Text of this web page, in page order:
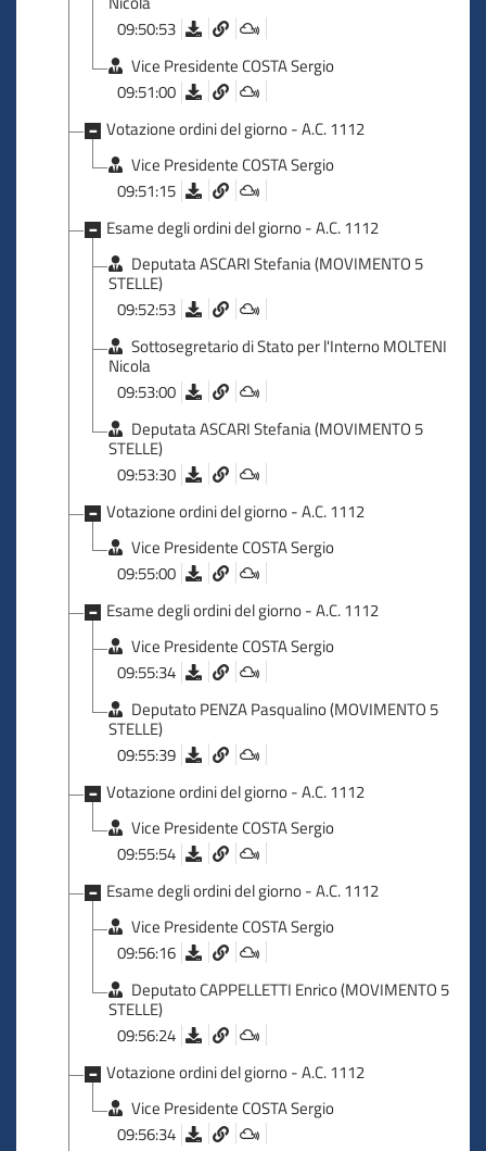
a emigrare, va riaffermato il diritto a non emigrare. Noi siamo
con Giovanni Paolo II, che affermava che il diritto primario
dell'uomo è di vivere nella propria terra.
Signor Presidente, non saremo mai con gli scafisti, non
saremo mai con gli sfruttatori; siamo parte di una comunità
internazionale, che vogliamo indurre ad assumersi le proprie
responsabilità. Siamo parte di un Governo e di una
maggioranza che rispettano le persone, e lo dimostrano ogni
Per questo, signor Presidente, il gruppo di Noi Moderati
voterà convintamente a favore di questo provvedimento e
assicura piena collaborazione per programmare una politica
dei flussi che sappia premiare chi rispetta le regole e dare
accoglienza a chi ha la possibilità di costruire in Italia una vita
davvero dignitosa .
09:50:53
Vice Presidente COSTA Sergio
09:51:00
Votazione ordini del giorno - A.C. 1112
Vice Presidente COSTA Sergio
09:51:15
Esame degli ordini del giorno - A.C. 1112
Deputata ASCARI Stefania (MOVIMENTO 5
STELLE)
09:52:53
Sottosegretario di Stato per l'Interno MOLTENI
Nicola
09:53:00
Deputata ASCARI Stefania (MOVIMENTO 5
STELLE)
09:53:30
Votazione ordini del giorno - A.C. 1112
Vice Presidente COSTA Sergio
09:55:00
Esame degli ordini del giorno - A.C. 1112
Vice Presidente COSTA Sergio
09:55:34
Deputato PENZA Pasqualino (MOVIMENTO 5
STELLE)
09:55:39
Votazione ordini del giorno - A.C. 1112
Vice Presidente COSTA Sergio
09:55:54
Esame degli ordini del giorno - A.C. 1112
Vice Presidente COSTA Sergio
09:56:16
Deputato CAPPELLETTI Enrico (MOVIMENTO 5
STELLE)
09:56:24
Votazione ordini del giorno - A.C. 1112
Vice Presidente COSTA Sergio
09:56:34